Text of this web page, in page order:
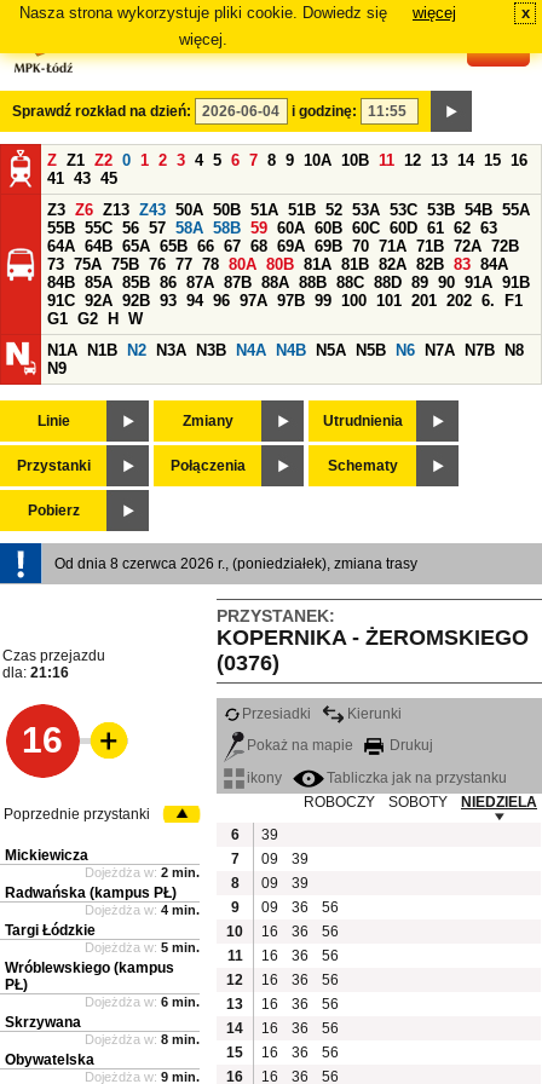
Nasza strona wykorzystuje pliki cookie. Dowiedz się
więcej.
więcej x
Sprawdź rozkład na dzień: i godzinę:
Z Z1 Z2 0 1 2 3 4 5 6 7 8 9 10A 10B 11 12 13 14 15 16
41 43 45
Z3 Z6 Z13 Z43 50A 50B 51A 51B 52 53A 53C 53B 54B 55A
55B 55C 56 57 58A 58B 59 60A 60B 60C 60D 61 62 63
64A 64B 65A 65B 66 67 68 69A 69B 70 71A 71B 72A 72B
73 75A 75B 76 77 78 80A 80B 81A 81B 82A 82B 83 84A
84B 85A 85B 86 87A 87B 88A 88B 88C 88D 89 90 91A 91B
91C 92A 92B 93 94 96 97A 97B 99 100 101 201 202 6.
F1
G1 G2 H
W
N1A
N1B N2 N3A N3B N4A N4B N5A N5B N6 N7A N7B
N8
N9
Linie Zmiany Utrudnienia
Przystanki Połączenia Schematy
Pobierz
Od dnia 8 czerwca 2026 r., (poniedziałek), zmiana trasy
PRZYSTANEK:
KOPERNIKA - ŻEROMSKIEGO
(0376)
Czas przejazdu
dla: 21:16
16
Przesiadki
Kierunki
Pokaż na mapie
Drukuj
ikony
Tabliczka jak na przystanku
ROBOCZY
SOBOTY
NIEDZIELA
6
39
7
09
39
8
09
39
9
09 36
56
10
16 36
56
11
16 36
56
12
16 36
56
13
16 36
56
14
16 36
56
15
16 36
56
16
16 36 56
Poprzednie przystanki
Mickiewicza
Dojeżdża w: 2 min.
Radwańska (kampus PŁ)
Dojeżdża w: 4 min.
Targi Łódzkie
Dojeżdża w: 5 min.
Wróblewskiego (kampus
PŁ)
Dojeżdża w: 6 min.
Skrzywana
Dojeżdża w: 8 min.
Obywatelska
Dojeżdża w: 9 min.